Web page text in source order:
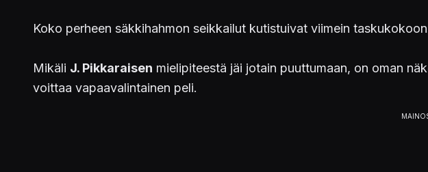
Koko perheen säkkihahmon seikkailut kutistuivat viimein
Mikäli J. Pikkaraisen mielipiteestä jäi jotain puuttumaan, on oman
voittaa vapaavalintainen peli.